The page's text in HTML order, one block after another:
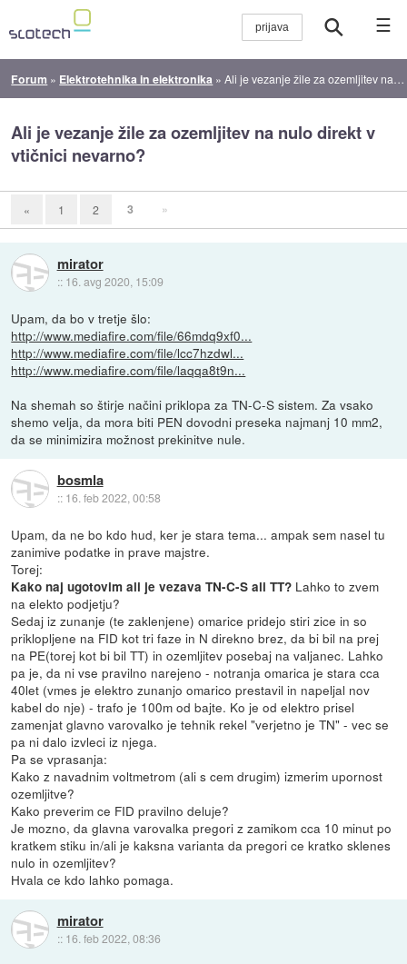
☰
Forum » Elektrotehnika in elektronika »Ali je vezanje žile za ozemljitev na nulo direkt v vtičnici nevarno?
Ali je vezanje žile za ozemljitev na nulo direkt v
vtičnici nevarno?
« 1 2 3 »
mirator
:: 16. avg 2020, 15:09
Upam, da bo v tretje šlo:
http://www.mediafire.com/file/66mdq9xf0...
http://www.mediafire.com/file/lcc7hzdwl...
http://www.mediafire.com/file/laqqa8t9n...
Na shemah so štirje načini priklopa za TN-C-S sistem. Za vsako
shemo velja, da mora biti PEN dovodni preseka najmanj 10 mm2,
da se minimizira možnost prekinitve nule.
bosmla
:: 16. feb 2022, 00:58
Upam, da ne bo kdo hud, ker je stara tema... ampak sem nasel tu
zanimive podatke in prave majstre.
Torej:
Kako naj ugotovim ali je vezava TN-C-S ali TT? Lahko to zvem
na elekto podjetju?
Sedaj iz zunanje (te zaklenjene) omarice pridejo stiri zice in so
priklopljene na FID kot tri faze in N direkno brez, da bi bil na prej
na PE(torej kot bi bil TT) in ozemljitev posebaj na valjanec. Lahko
pa je, da ni vse pravilno narejeno - notranja omarica je stara cca
40let (vmes je elektro zunanjo omarico prestavil in napeljal nov
kabel do nje) - trafo je 100m od bajte. Ko je od elektro prisel
zamenjat glavno varovalko je tehnik rekel "verjetno je TN" - vec se
pa ni dalo izvleci iz njega.
Pa se vprasanja:
Kako z navadnim voltmetrom (ali s cem drugim) izmerim upornost
ozemljitve?
Kako preverim ce FID pravilno deluje?
Je mozno, da glavna varovalka pregori z zamikom cca 10 minut po
kratkem stiku in/ali je kaksna varianta da pregori ce kratko sklenes
nulo in ozemljitev?
Hvala ce kdo lahko pomaga.
mirator
:: 16. feb 2022, 08:36